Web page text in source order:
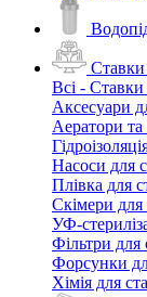
Всі -
Аксесуари
Аератори та
Насоси для
Плівка для
Скімери для
УФ-
Фільтри для
Форсунки
Хімія для